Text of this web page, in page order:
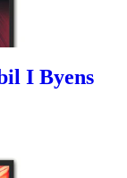
I Byens